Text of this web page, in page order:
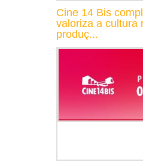
Cine 14 Bis
valoriza a cultura
produç...